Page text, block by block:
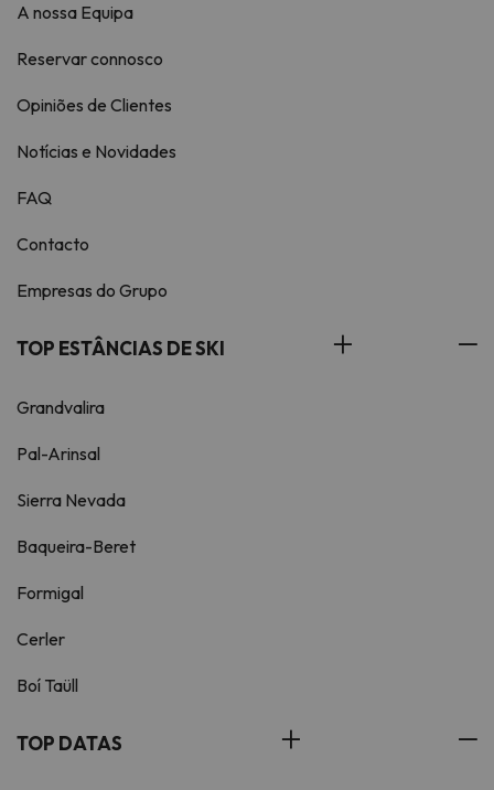
A nossa Equipa
Reservar connosco
Opiniões de Clientes
Notícias e Novidades
FAQ
Contacto
Empresas do Grupo
TOP ESTÂNCIAS DE SKI
Grandvalira
Pal-Arinsal
Sierra Nevada
Baqueira-Beret
Formigal
Cerler
Boí Taüll
TOP DATAS